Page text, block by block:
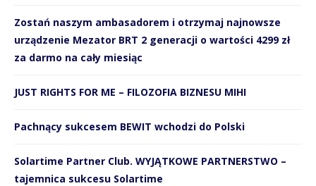
Zostań naszym ambasadorem i otrzymaj najnowsze
urządzenie Mezator BRT 2 generacji o wartości 4299 zł
za darmo na cały miesiąc
JUST RIGHTS FOR ME – FILOZOFIA BIZNESU MIHI
Pachnący sukcesem BEWIT wchodzi do Polski
Solartime Partner Club. WYJĄTKOWE PARTNERSTWO –
tajemnica sukcesu Solartime